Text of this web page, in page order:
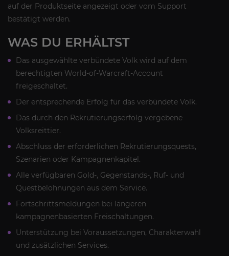
auf der Produktseite angezeigt oder vom Support
bestätigt werden.
WAS DU ERHÄLTST
Das ausgewählte verbündete Volk wird auf dem
berechtigten World-of-Warcraft-Account
freigeschaltet.
Der entsprechende Erfolg für das verbündete Volk.
Das durch den Rekrutierungserfolg vergebene
Volksreittier.
Abschluss der erforderlichen Rekrutierungsquests,
Szenarien oder Kampagnenkapitel.
Alle verfügbaren Gold-, Gegenstands-, Ruf- und
Questbelohnungen aus dem Service.
Fortschrittsmeldungen bei längeren
kampagnenbasierten Freischaltungen.
Unterstützung bei Voraussetzungen, Charakterwahl
und zusätzlichen Services.